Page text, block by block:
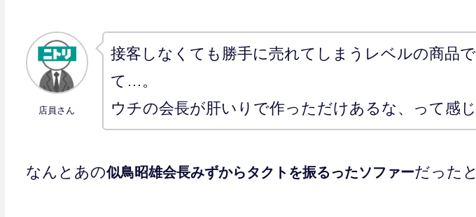
店員さん
接客しなくても勝手に売れてしまうレベルの商品
て…。
ウチの会長が肝いりで作っただけあるな、って感じ
なんとあの似鳥昭雄会長みずからタクトを振るったソファーだった